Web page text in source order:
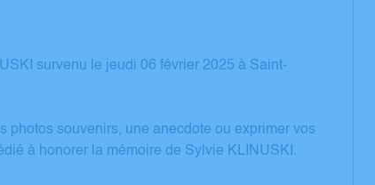
survenu le jeudi 06 février 2025 à Saint-
photos souvenirs, une anecdote ou exprimer vos
à honorer la mémoire de Sylvie KLINUSKI.